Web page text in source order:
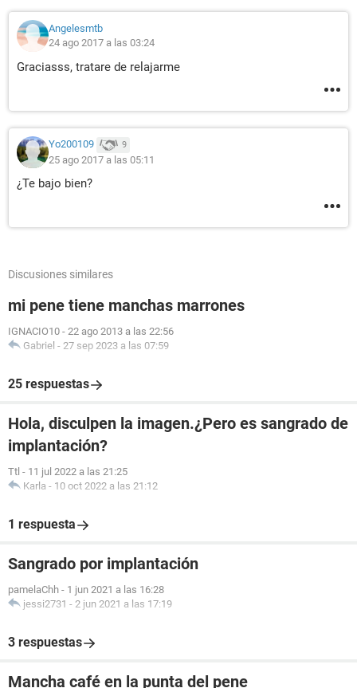
Angelesmtb
24 ago 2017 a las 03:24
Graciasss, tratare de relajarme
Yo200109 9
25 ago 2017 a las 05:11
¿Te bajo bien?
Discusiones similares
mi pene tiene manchas marrones
IGNACIO10 - 22 ago 2013 a las 22:56
Gabriel - 27 sep 2023 a las 07:59
25 respuestas
Hola, disculpen la imagen.¿Pero es sangrado de
implantación?
Ttl - 11 jul 2022 a las 21:25
Karla - 10 oct 2022 a las 21:12
1 respuesta
Sangrado por implantación
pamelaChh - 1 jun 2021 a las 16:28
jessi2731 - 2 jun 2021 a las 17:19
3 respuestas
Mancha café en la punta del pene